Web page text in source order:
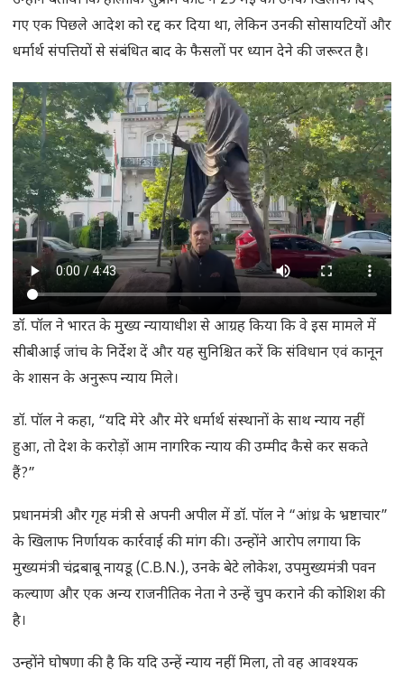
गए एक पिछले आदेश को रद्द कर दिया था, लेकिन उनकी सोसायटियों और
धर्मार्थ संपत्तियों से संबंधित बाद के फैसलों पर ध्यान देने की जरूरत है।
डॉ. पॉल ने भारत के मुख्य न्यायाधीश से आग्रह किया कि वे इस मामले में
सीबीआई जांच के निर्देश दें और यह सुनिश्चित करें कि संविधान एवं कानून
के शासन के अनुरूप न्याय मिले।
डॉ. पॉल ने कहा, “यदि मेरे और मेरे धर्मार्थ संस्थानों के साथ न्याय नहीं
हुआ, तो देश के करोड़ों आम नागरिक न्याय की उम्मीद कैसे कर सकते
हैं?”
प्रधानमंत्री और गृह मंत्री से अपनी अपील में डॉ. पॉल ने “आंध्र के भ्रष्टाचार”
के खिलाफ निर्णायक कार्रवाई की मांग की। उन्होंने आरोप लगाया कि
मुख्यमंत्री चंद्रबाबू नायडू (C.B.N.), उनके बेटे लोकेश, उपमुख्यमंत्री पवन
कल्याण और एक अन्य राजनीतिक नेता ने उन्हें चुप कराने की कोशिश की
है।
उन्होंने घोषणा की है कि यदि उन्हें न्याय नहीं मिला, तो वह आवश्यक